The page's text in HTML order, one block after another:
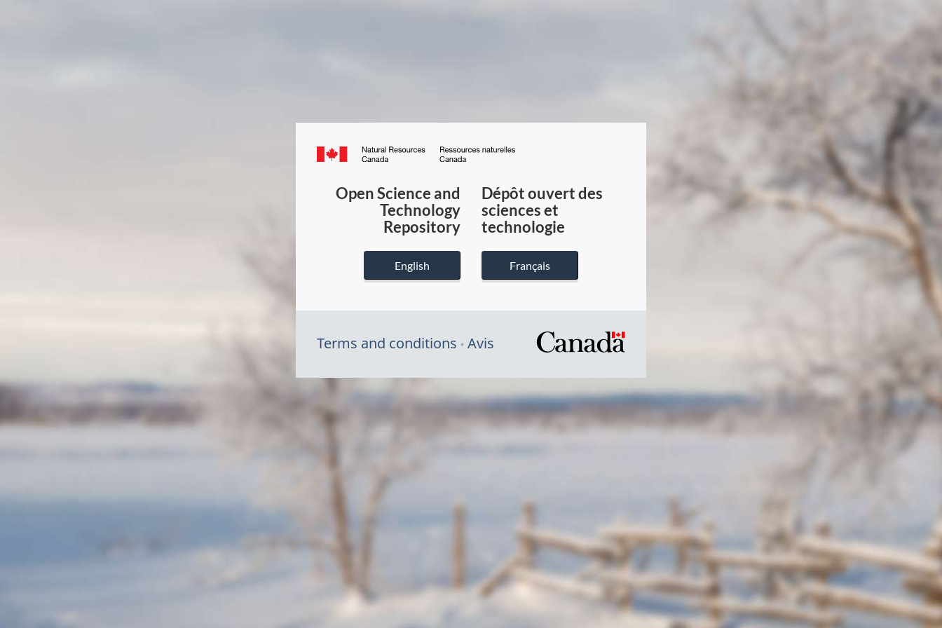
Canada.ca
du
Canada
Open Science and
Technology
Repository
English
Dépôt ouvert des
sciences et
technologie
Français
Terms and conditions Avis
/
du
gouvernement
du